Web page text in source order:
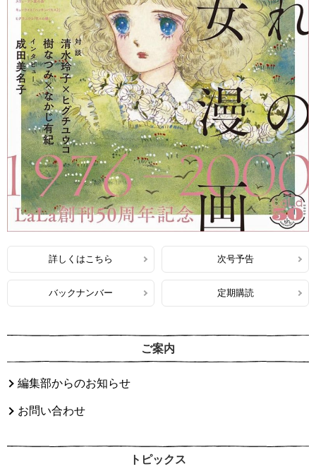
詳しくはこちら 次号予告
バックナンバー 定期購読
ご案内
編集部からのお知らせ
お問い合わせ
トピックス